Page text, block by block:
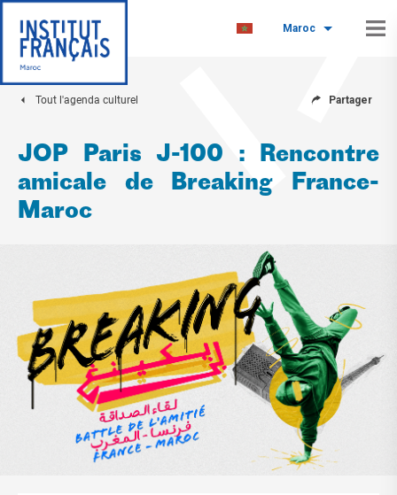
Maroc
Tout l'agenda culturel Partager
JOP Paris J-100 : Rencontre
amicale de Breaking France-
Maroc